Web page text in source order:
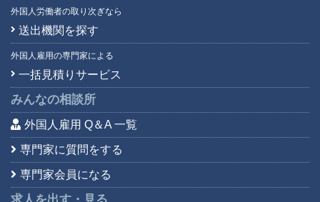
外国人労働者の取り次ぎなら
送出機関を探す
外国人雇用の専門家による
一括見積りサービス
みんなの相談所
外国人雇用 Q＆A 一覧
専門家に質問をする
専門家会員になる